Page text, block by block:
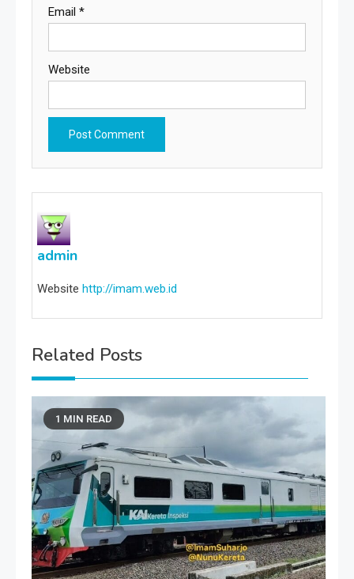
Email *
Website
admin
Website http://imam.web.id
Related Posts
1 MIN READ